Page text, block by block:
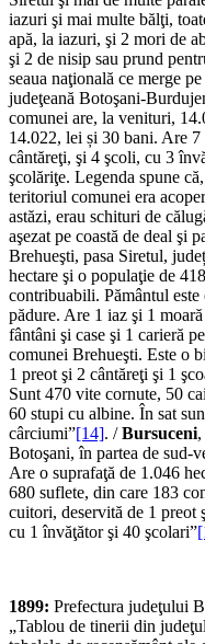
iazuri şi mai multe bălţi,
apă, la iazuri, şi 2 mori de
şi 2 de nisip sau prund
seaua naţională ce merge
judeţeană Botoşani-
comunei are, la ve­nituri,
14.022, lei și 30 bani. Are
cântăreţi, şi 4 şcoli, cu 3
şcolă­riţe. Legenda spune
terito­riul comunei era
astăzi, erau schituri de
aşezat pe coastă de deal şi
Brehueşti, pasa Siretul,
hectare şi o populaţie de
con­tribuabili. Pământul este
pă­dure. Are 1 iaz şi 1
fântâni şi case şi 1 carieră
comunei Brehueşti. Este o
1 preot şi 2 cântăreţi şi 1
Sunt 470 vite cornute, 50
60 stupi cu albine. În sat
cârciumi”[14]. /Bursuceni
Botoşani, în partea de sud-
Are o suprafaţă de 1.046
680 suflete, din care 183
cuitori, deservită de 1 preot
cu 1 învăţător şi 40 şcolari”
1899: Prefectura judeţului
„Tablou de tinerii din